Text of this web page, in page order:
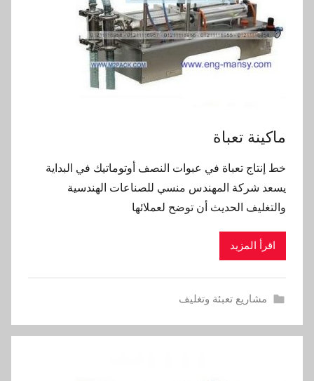
ماكينة تعباة
خط إنتاج تعباة في عبوات النصف أوتوماتيك في البداية
يسعد شركة المهندس منسي للصناعات الهندسية
والتغليف الحديث أن توضح لعملائها
اقرأ المزيد
مشاريع تعبئة وتغليف